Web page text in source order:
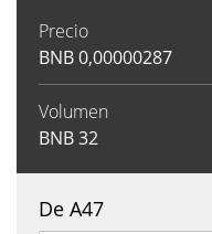
Precio
BNB0,00000287
Volumen
BNB32
De A47